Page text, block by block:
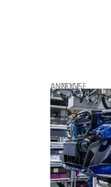
ANZEIGE